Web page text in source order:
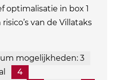
optimalisatie in box 1
van de Villataks
mogelijkheden: 3
4